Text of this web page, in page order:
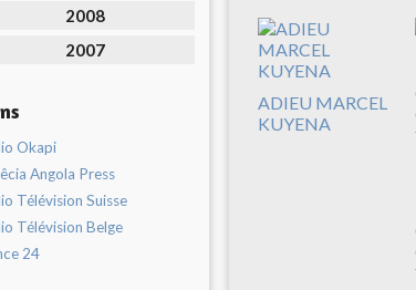
2008
2007
Okapi
Angola Press
Télévision Suisse
Télévision Belge
24
ADIEU MARCEL
KUYENA